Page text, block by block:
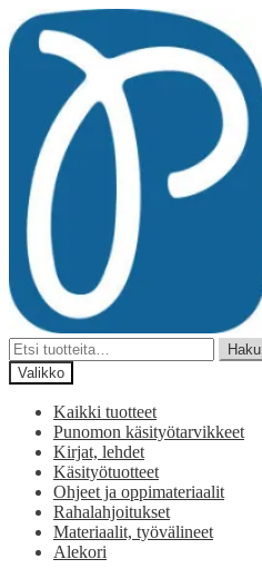
Siirry
navigointiin
Siirry
sisältöön
Etsi:
Haku
Valikko
Kaikki tuotteet
Punomon käsityötarvikkeet
Kirjat, lehdet
Käsityötuotteet
Ohjeet ja oppimateriaalit
Rahalahjoitukset
Materiaalit, työvälineet
Alekori